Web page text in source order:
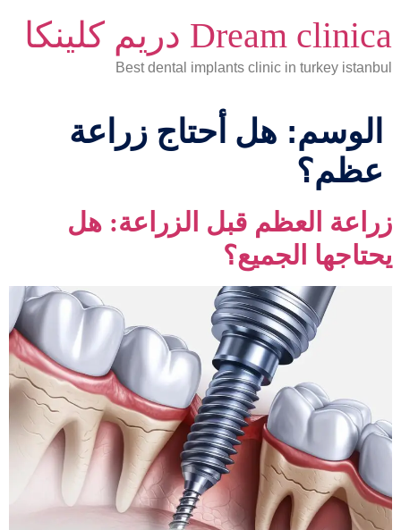
Dream clinica دريم كلينكا
Best dental implants clinic in turkey istanbul
الوسم: هل أحتاج زراعة
عظم؟
زراعة العظم قبل الزراعة: هل
يحتاجها الجميع؟